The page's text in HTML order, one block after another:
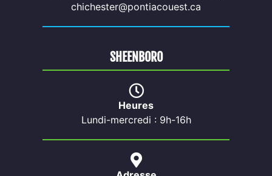
chichester@pontiacouest.ca
SHEENBORO
Heures
Lundi-mercredi : 9h-16h